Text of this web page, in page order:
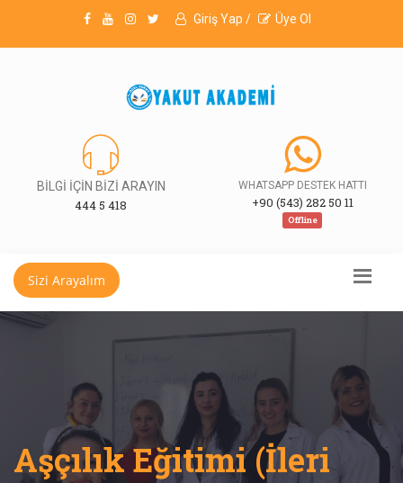
Giriş Yap / Üye Ol
BİLGİ İÇİN BİZİ ARAYIN
444 5 418
WHATSAPP DESTEK HATTI
+90 (543) 282 50 11
Offline
Sizi Arayalım
Aşçılık Eğitimi (İleri